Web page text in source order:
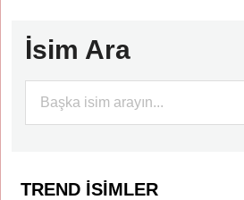
İsim Ara
TREND İSIMLER